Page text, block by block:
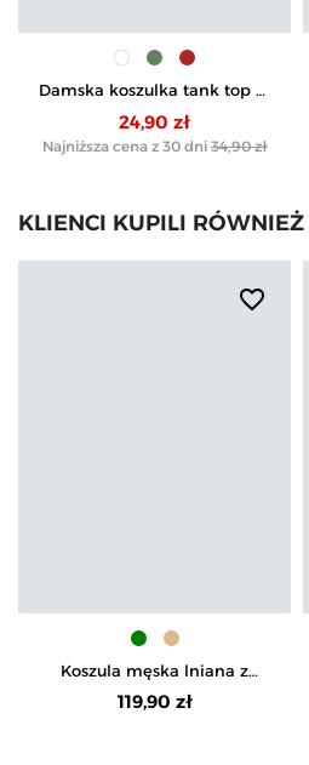
Damska koszulka tank top w
prążek bawełniana
24,90 zł
Najniższa cena z 30 dni 34,90 zł
KLIENCI KUPILI RÓWNIEŻ
favorite_border
Koszula męska lniana z
regulowanym rękawem
119,90 zł